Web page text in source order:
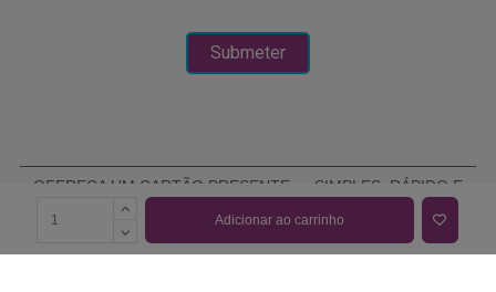
Adicionar ao carrinho
OFEREÇA UM CARTÃO PRESENTE — SIMPLES, RÁPIDO E
ELEGANTE